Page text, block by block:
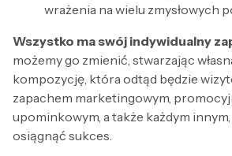
wrażenia na wielu zmysłowych
Wszystko ma swój indywidualny
możemy go zmienić, stwarzając
kompozycję, która odtąd będzie
zapachem marketingowym,
upominkowym, a także każdym
osiągnąć sukces.